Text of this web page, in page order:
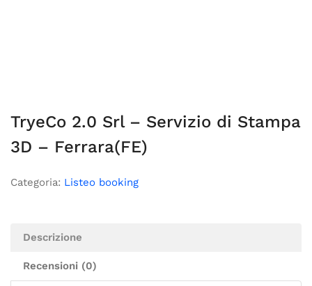
TryeCo 2.0 Srl – Servizio di Stampa
3D – Ferrara(FE)
Categoria: Listeo booking
Descrizione
Recensioni (0)